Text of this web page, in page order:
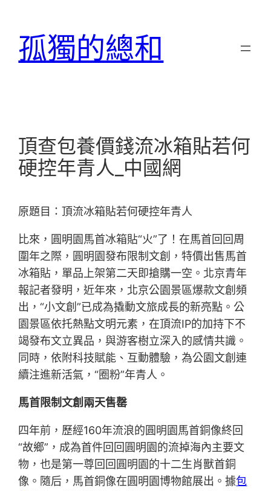
孤獨的總和
頂查包養價錢流冰箱貼若何
硬控年青人_中國網
原題目：頂流冰箱貼若何硬控年青人
比來，圓明園馬首冰箱貼“火”了！在馬首回回周
圍年之際，圓明園發布限制文創，特價出售馬首
冰箱貼，單品上架第二天即搶購一空。北京青年
報記者發明，近年來，北京公園景區爆款文創頻
出，“小文創”已成為撬動文旅成長的新亮點。公
園景區依托熱點文明元素，在頂流IP的加持下不
竭發布文立異品，與游客樹立深入的感情共識。
同時，依附科技賦能、互動體驗，為公園文創連
續注進新活氣，“圈粉”年青人。
馬首限制文創兩天售罄
四年前，歷經160年流浪的圓明園馬首銅像終回
“故鄉”，成為首件回回圓明園的流掉海內主要文
物，也是第一尊回回圓明園的十二生肖獸首銅
像。隨后，馬首銅像在圓明園博物館展出。據包